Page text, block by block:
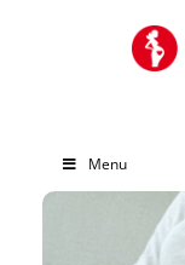
Menu